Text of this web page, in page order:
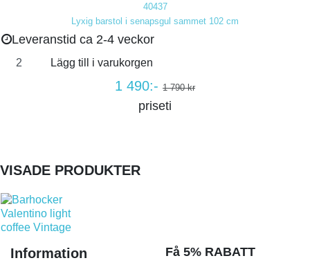
40437
Lyxig barstol i senapsgul sammet 102 cm
Leveranstid ca 2-4 veckor
Lägg till i varukorgen
1 490:- 1 790 kr
priseti
VISADE PRODUKTER
Information Få 5% RABATT